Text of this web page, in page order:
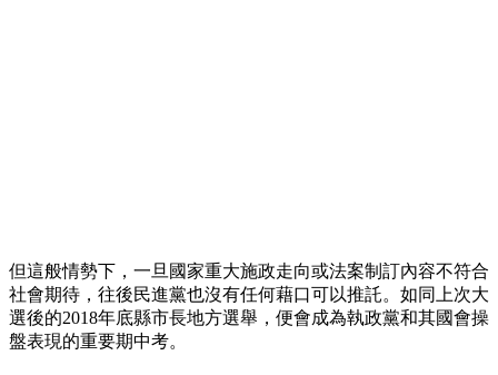
但這般情勢下，一旦國家重大施政走向或法案制訂內容不符合
社會期待，往後民進黨也沒有任何藉口可以推託。如同上次大
選後的2018年底縣市長地方選舉，便會成為執政黨和其國會操
盤表現的重要期中考。